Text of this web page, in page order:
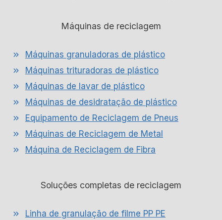
Máquinas de reciclagem
Máquinas granuladoras de plástico
Máquinas trituradoras de plástico
Máquinas de lavar de plástico
Máquinas de desidratação de plástico
Equipamento de Reciclagem de Pneus
Máquinas de Reciclagem de Metal
Máquina de Reciclagem de Fibra
Soluções completas de reciclagem
Linha de granulação de filme PP PE